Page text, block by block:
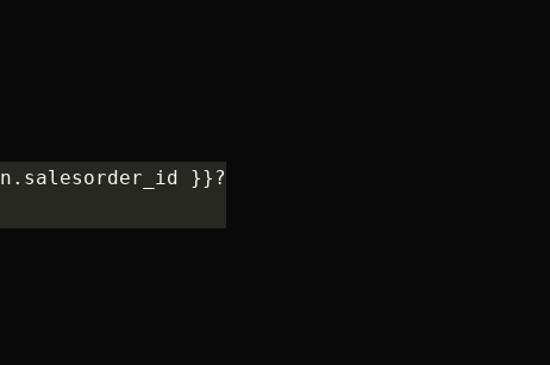
}}?organization_id={{